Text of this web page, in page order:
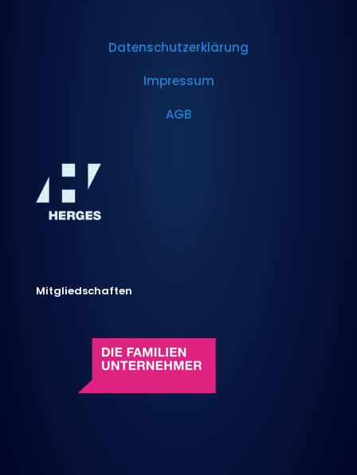
Datenschutzerklärung
Impressum
AGB
Mitgliedschaften